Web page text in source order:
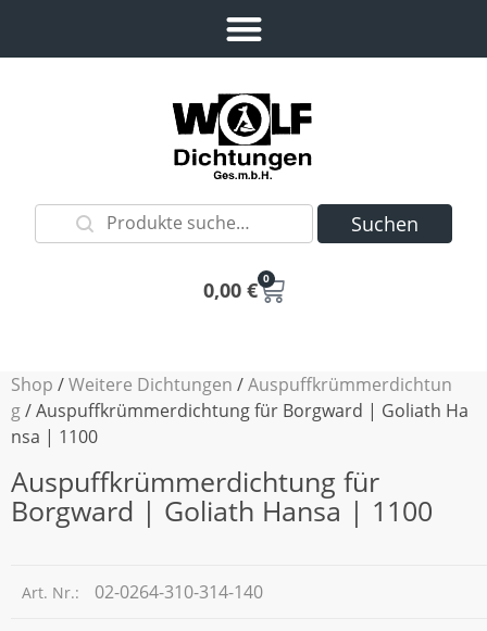
Suchen
0,00 € 0
Shop /Weitere Dichtungen /Auspuffkrümmerdichtun
g/ Auspuffkrümmerdichtung für Borgward | Goliath Ha
nsa | 1100
Auspuffkrümmerdichtung für
Borgward | Goliath Hansa | 1100
Art. Nr.: 02-0264-310-314-140